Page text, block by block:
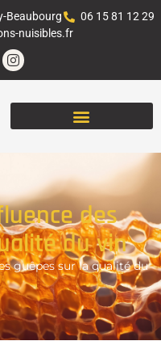
Beaubourg
06 15 81 12 29
nuisibles.fr
des
du vin
guêpes sur la qualité du